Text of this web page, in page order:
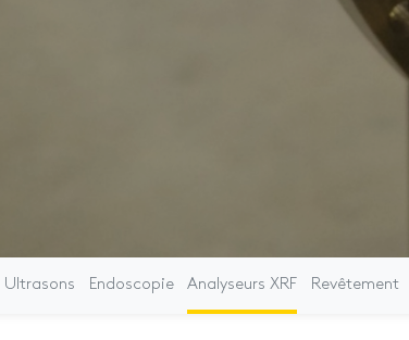
Ultrasons Endoscopie Analyseurs XRF Revêtement